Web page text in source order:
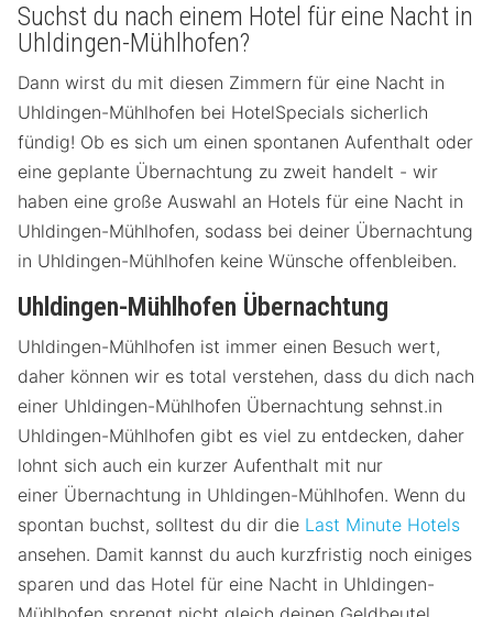
Suchst du nach einem Hotel für eine Nacht in
Uhldingen-Mühlhofen?
Dann wirst du mit diesen Zimmern für eine Nacht in
Uhldingen-Mühlhofen bei HotelSpecials sicherlich
fündig! Ob es sich um einen spontanen Aufenthalt oder
eine geplante Übernachtung zu zweit handelt - wir
haben eine große Auswahl an Hotels für eine Nacht in
Uhldingen-Mühlhofen, sodass bei deiner Übernachtung
in Uhldingen-Mühlhofen keine Wünsche offenbleiben.
Uhldingen-Mühlhofen Übernachtung
Uhldingen-Mühlhofen ist immer einen Besuch wert,
daher können wir es total verstehen, dass du dich nach
einer Uhldingen-Mühlhofen Übernachtung sehnst.in
Uhldingen-Mühlhofen gibt es viel zu entdecken, daher
lohnt sich auch ein kurzer Aufenthalt mit nur
einer Übernachtung in Uhldingen-Mühlhofen. Wenn du
spontan buchst, solltest du dir die Last Minute Hotels
ansehen. Damit kannst du auch kurzfristig noch einiges
sparen und das Hotel für eine Nacht in Uhldingen-